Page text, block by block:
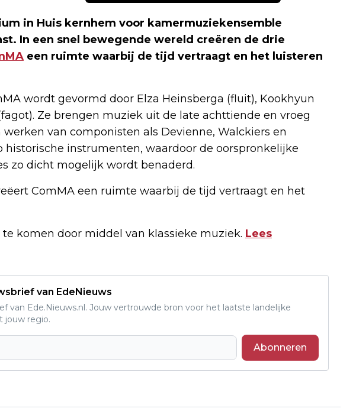
in Huis kernhem voor kamermuziekensemble
In een snel bewegende wereld creëren de drie
een ruimte waarbij de tijd vertraagt ​​en het luisteren
wordt gevormd door Elza Heinsberga (fluit), Kookhyun
Ze brengen muziek uit de late achttiende en vroeg
van componisten als Devienne, Walckiers en
historische instrumenten, waardoor de oorspronkelijke
zo dicht mogelijk wordt benaderd.
ComMA een ruimte waarbij de tijd vertraagt ​​en het
komen door middel van klassieke muziek. Lees
van EdeNieuws
van Ede.Nieuws.nl. Jouw vertrouwde bron voor het laatste landelijke
jouw regio.
Abonneren